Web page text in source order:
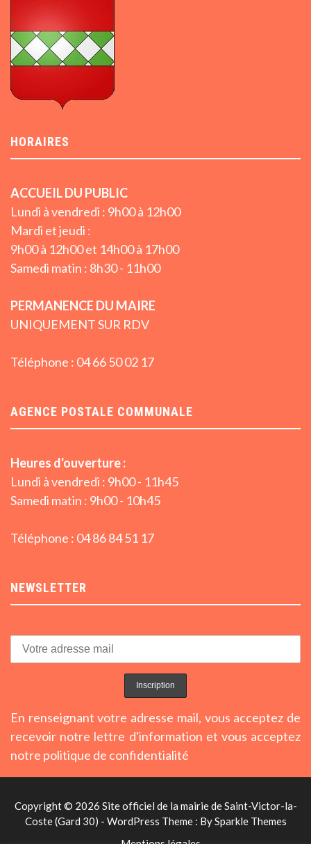
HORAIRES
ACCUEIL DU PUBLIC
Lundi à vendredi : 9h00 à 12h00
Mardi et jeudi :
9h00 à 12h00 et 14h00 à 17h00
Samedi matin : 8h30 - 11h00
PERMANENCE DU MAIRE
UNIQUEMENT SUR RDV
Téléphone : 04 66 50 02 17
AGENCE POSTALE COMMUNALE
Heures d'ouverture :
Lundi à vendredi : 9h00 - 11h45
Samedi matin : 9h00 - 10h45
Téléphone : 04 86 84 51 17
NEWSLETTER
En renseignant votre adresse mail, vous acceptez de
recevoir notre lettre d'information et vous acceptez
notre politique de confidentialité
Copyright © 2026 Site officiel de la mairie de Saint-Victor-la-
Coste (Gard 30) - WordPress Theme : BySparkle Themes